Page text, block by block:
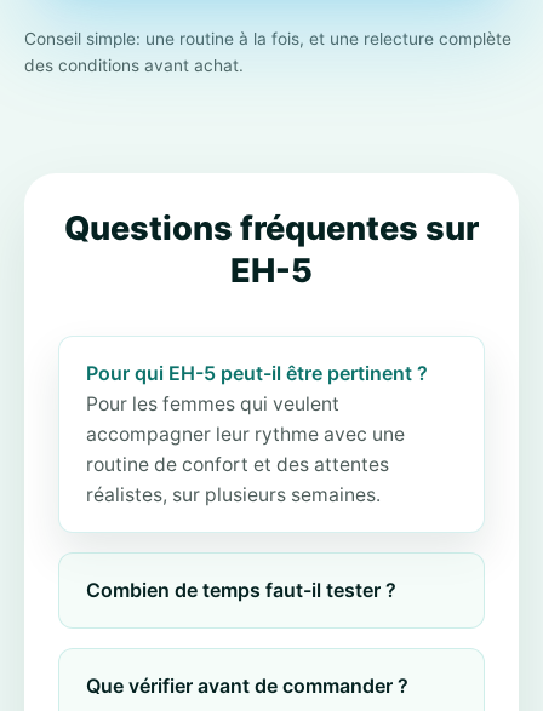
Conseil simple: une routine à la fois, et une relecture complète
des conditions avant achat.
Questions fréquentes sur
EH-5
Pour qui EH-5 peut-il être pertinent ?
Pour les femmes qui veulent
accompagner leur rythme avec une
routine de confort et des attentes
réalistes, sur plusieurs semaines.
Combien de temps faut-il tester ?
Que vérifier avant de commander ?